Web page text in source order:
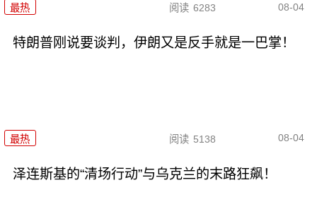
最热 阅读 6283 08-04
特朗普刚说要谈判，伊朗又是反手就是一巴掌！
最热 阅读 5138 08-04
泽连斯基的“清场行动”与乌克兰的末路狂飙！